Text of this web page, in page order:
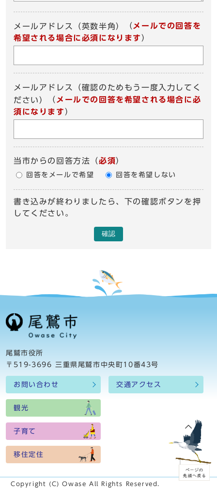
メールアドレス（英数半角） （ メールでの回答を
希望される場合に必須になります ）
メールアドレス（確認のためもう一度入力してく
ださい）
（ メールでの回答を希望される場合に必
須になります ）
当市からの回答方法 （必須）
回答をメールで希望 回答を希望しない
書き込みが終わりましたら、下の確認ボタンを押
してください。
確認
尾鷲市役所
〒519-3696 三重県尾鷲市中央町10番43号
お問い合わせ 交通アクセス
観光
子育て
移住定住
Copyright (C) Owase All Rights Reserved.